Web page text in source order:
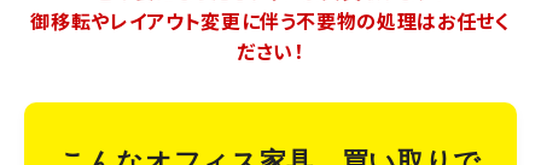
御移転やレイアウト変更に伴う不要物の処理はお任せく
ださい！